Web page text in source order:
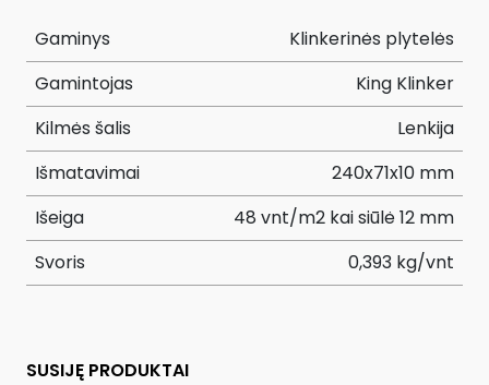
Gaminys
Klinkerinės plytelės
Gamintojas
King Klinker
Kilmės šalis
Lenkija
Išmatavimai
240x71x10 mm
Išeiga
48 vnt/m2 kai siūlė 12 mm
Svoris
0,393 kg/vnt
SUSIJĘ PRODUKTAI